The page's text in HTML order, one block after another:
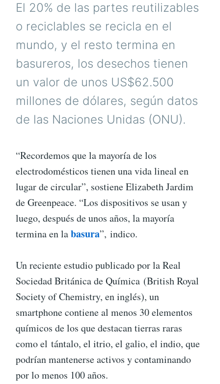
El 20% de las partes reutilizables
o reciclables se recicla en el
mundo, y el resto termina en
basureros, los desechos tienen
un valor de unos US$62.500
millones de dólares, según datos
de las Naciones Unidas (ONU).
“Recordemos que la mayoría de los
electrodomésticos tienen una vida lineal en
lugar de circular”, sostiene Elizabeth Jardim
de Greenpeace. “Los dispositivos se usan y
luego, después de unos años, la mayoría
termina en labasura”, indico.
Un reciente estudio publicado por la Real
Sociedad Británica de Química (British Royal
Society of Chemistry, en inglés), un
smartphone contiene al menos 30 elementos
químicos de los que destacan tierras raras
como el tántalo, el itrio, el galio, el indio, que
podrían mantenerse activos y contaminando
por lo menos 100 años.